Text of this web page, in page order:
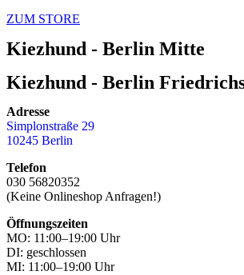
ZUM STORE
Kiezhund - Berlin Mitte
Kiezhund - Berlin
Adresse
Simplonstraße 29
10245 Berlin
Telefon
030 56820352
(Keine Onlineshop Anfragen!)
Öffnungszeiten
MO: 11:00–19:00 Uhr
DI: geschlossen
MI: 11:00–19:00 Uhr